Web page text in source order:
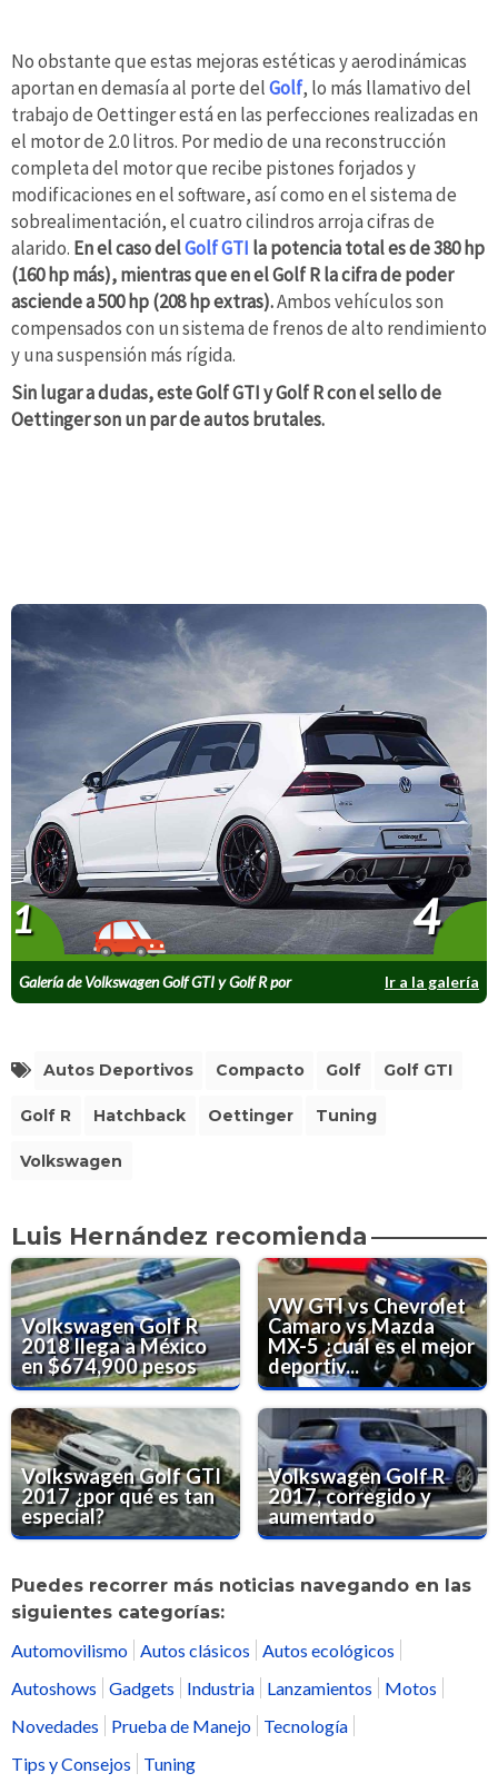
No obstante que estas mejoras estéticas y aerodinámicas
aportan en demasía al porte delGolf, lo más llamativo del
trabajo de Oettinger está en las perfecciones realizadas en
el motor de 2.0 litros. Por medio de una reconstrucción
completa del motor que recibe pistones forjados y
modificaciones en el software, así como en el sistema de
sobrealimentación, el cuatro cilindros arroja cifras de
alarido. En el caso delGolf GTI la potencia total es de 380 hp
(160 hp más), mientras que en el Golf R la cifra de poder
asciende a 500 hp (208 hp extras).Ambos vehículos son
compensados con un sistema de frenos de alto rendimiento
y una suspensión más rígida.
Sin lugar a dudas, este Golf GTI y Golf R con el sello de
Oettinger son un par de autos brutales.
Galería de Volkswagen Golf GTI y Golf R por
Oettinger
Ir a la galería
1 4
Autos Deportivos Compacto Golf Golf GTI
Golf R Hatchback Oettinger Tuning
Volkswagen
Luis Hernández recomienda
Volkswagen Golf R
2018 llega a México
en $674,900 pesos
VW GTI vs Chevrolet
Camaro vs Mazda
MX-5 ¿cuál es el mejor
deportiv...
Volkswagen Golf GTI
2017 ¿por qué es tan
especial?
Volkswagen Golf R
2017, corregido y
aumentado
Puedes recorrer más noticias navegando en las
siguientes categorías:
Automovilismo
Autos clásicos
Autos ecológicos
Autoshows
Gadgets Industria Lanzamientos
Motos
Novedades
Prueba de Manejo
Tecnología
Tips y Consejos
Tuning